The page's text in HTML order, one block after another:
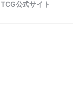
でシェアする